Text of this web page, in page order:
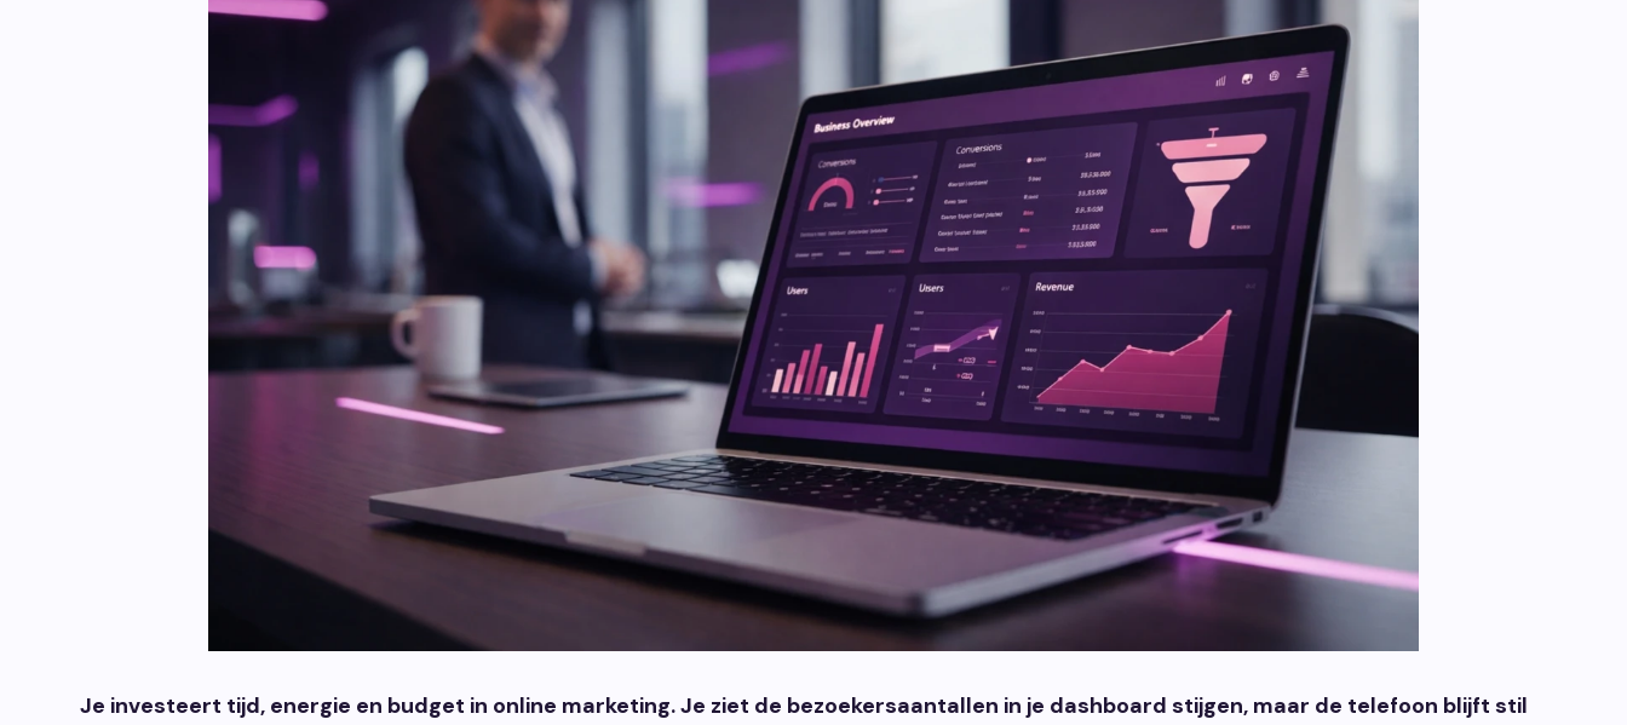
maken.
Development
Webontwikkeling die past bij jouw
organisatie.
Leadinfo
Direct bedrijven herkennen op je
website. Perfect voor Sales!.
Je investeert tijd, energie en budget in online marketing. Je ziet de bezoekersaantallen in je dashboard stijgen, maar de telefoon blijft stil